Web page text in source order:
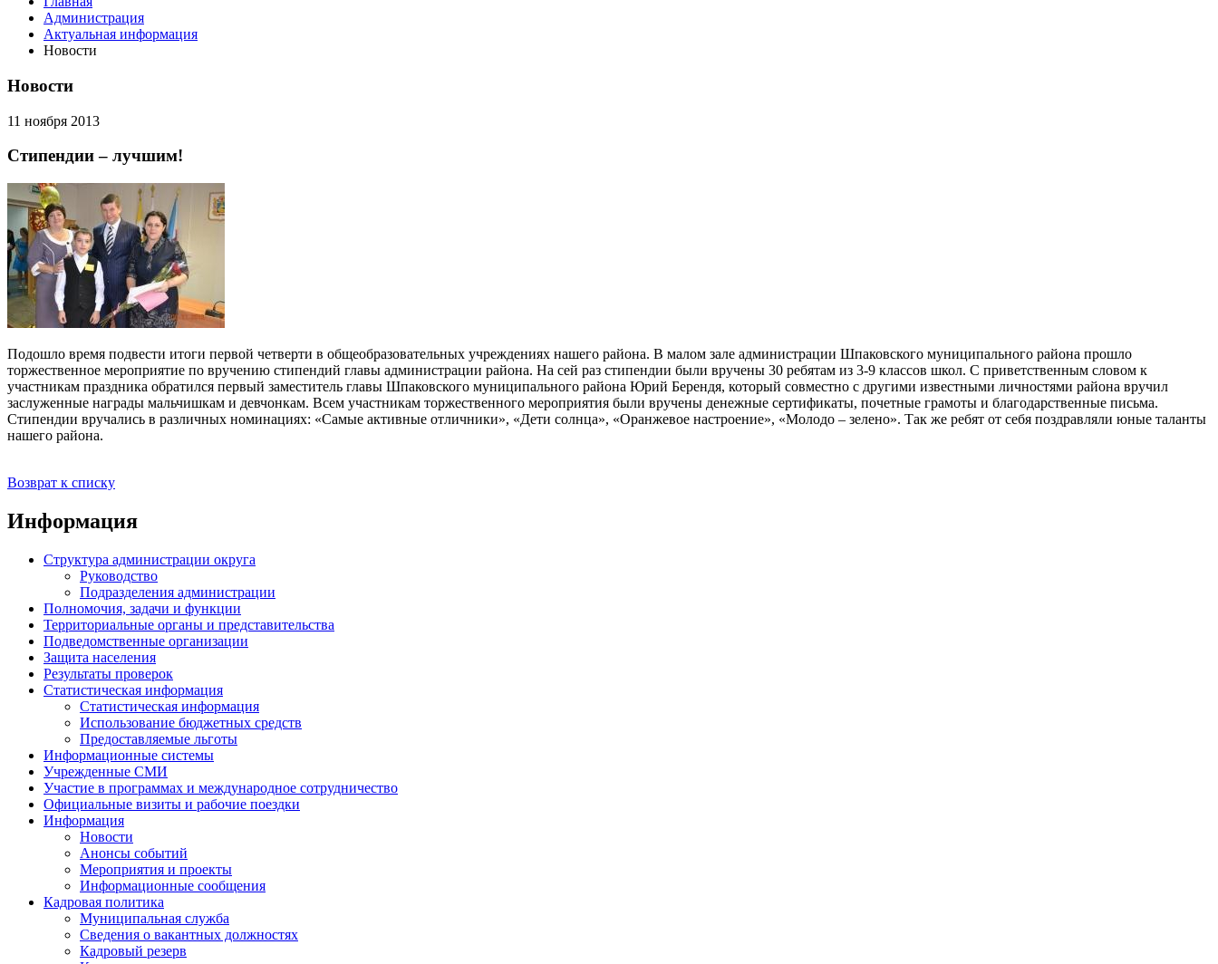
Администрация
Актуальная информация
Новости
Новости
11 ноября 2013
Стипендии – лучшим!
Подошло время подвести итоги первой четверти в общеобразовательных учреждениях нашего района. В малом зале администрации Шпаковского муниципального района прошло
торжественное мероприятие по вручению стипендий главы администрации района. На сей раз стипендии были вручены 30 ребятам из 3-9 классов школ. С приветственным словом к
участникам праздника обратился первый заместитель главы Шпаковского муниципального района Юрий Берендя, который совместно с другими известными личностями района вручил
заслуженные награды мальчишкам и девчонкам. Всем участникам торжественного мероприятия были вручены денежные сертификаты, почетные грамоты и благодарственные письма.
Стипендии вручались в различных номинациях: «Самые активные отличники», «Дети солнца», «Оранжевое настроение», «Молодо – зелено». Так же ребят от себя поздравляли юные таланты
нашего района.
Возврат к списку
Информация
Структура администрации округа
Руководство
Подразделения администрации
Полномочия, задачи и функции
Территориальные органы и представительства
Подведомственные организации
Защита населения
Результаты проверок
Статистическая информация
Статистическая информация
Использование бюджетных средств
Предоставляемые льготы
Информационные системы
Учрежденные СМИ
Участие в программах и международное сотрудничество
Официальные визиты и рабочие поездки
Информация
Новости
Анонсы событий
Мероприятия и проекты
Информационные сообщения
Кадровая политика
Муниципальная служба
Сведения о вакантных должностях
Кадровый резерв